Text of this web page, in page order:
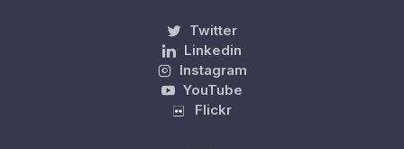
Twitter
Linkedin
Instagram
YouTube
Flickr